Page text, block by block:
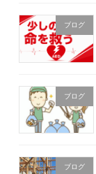
ブログ
ブログ
ブログ